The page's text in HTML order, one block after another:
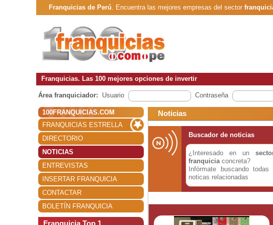
Franquicias de Perú. Encuentra las mejores empresas del sector
Franquicias. Las 100 mejores opciones de invertir
Área franquiciador: Usuario Contraseña
100FRANQUICIAS.COM
FRANQUICIAS ESTRELLA
DIRECTORIO
NOTICIAS
ENTREVISTAS
INSERTAR FRANQUICIA
CONTACTAR
BOLETÍN FRANQUICIA
Franquicia Top 1
Noticias
Buscador de noticias
¿Interesado en un
franquicia concreta?
Infórmate buscando todas
noticas relacionadas